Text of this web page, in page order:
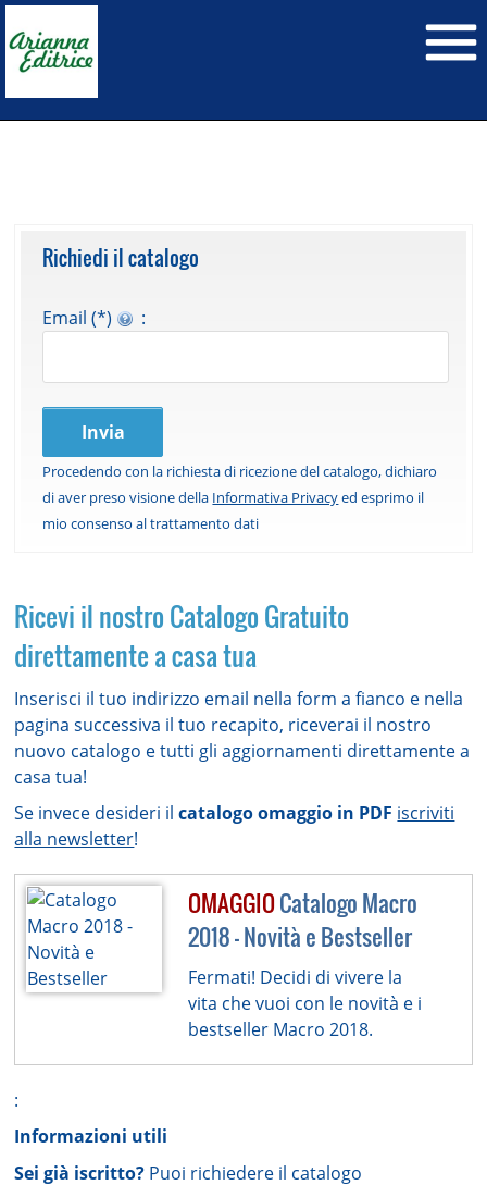
Richiedi il catalogo
Email (*) :
Invia
Procedendo con la richiesta di ricezione del catalogo, dichiaro
di aver preso visione della Informativa Privacyed esprimo il
mio consenso al trattamento dati
Ricevi il nostro Catalogo Gratuito
direttamente a casa tua
Inserisci il tuo indirizzo email nella form a fianco e nella
pagina successiva il tuo recapito, riceverai il nostro
nuovo catalogo e tutti gli aggiornamenti direttamente a
casa tua!
Se invece desideri ilcatalogo omaggio in PDF iscriviti
alla newsletter!
OMAGGIOCatalogo Macro
2018 - Novità e Bestseller
Fermati! Decidi di vivere la
vita che vuoi con le novità e i
bestseller Macro 2018.
:
Informazioni utili
Sei già iscritto? Puoi richiedere il catalogo